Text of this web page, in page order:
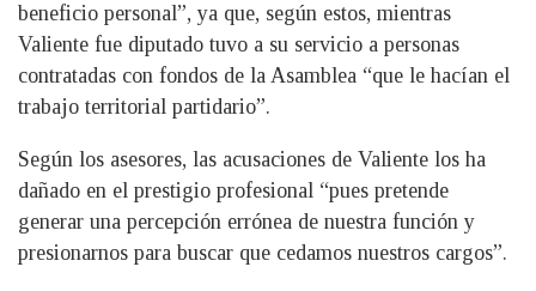
beneficio personal”, ya que, según estos, mientras
Valiente fue diputado tuvo a su servicio a personas
contratadas con fondos de la Asamblea “que le hacían el
trabajo territorial partidario”.
Según los asesores, las acusaciones de Valiente los ha
dañado en el prestigio profesional “pues pretende
generar una percepción errónea de nuestra función y
presionarnos para buscar que cedamos nuestros cargos”.